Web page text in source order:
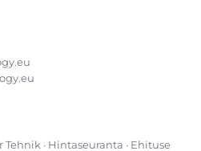
Tehnik · Hintaseuranta · Ehituse